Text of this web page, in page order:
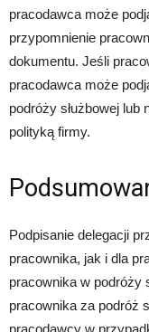
pracodawca może
przypomnienie
dokumentu. Jeśli
pracodawca może
podróży służbowej lub
polityką firmy.
Podpisanie delegacji
pracownika, jak i dla
pracownika w podróży
pracownika za podróż